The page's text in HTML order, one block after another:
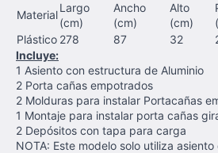
Material
Largo
(cm)
Ancho
(cm)
Alto
(cm)
Plástico 278 87 32
Incluye:
1 Asiento con estructura de Aluminio
2 Porta cañas empotrados
2 Molduras para instalar Portacañas
1 Montaje para instalar porta cañas
2 Depósitos con tapa para carga
NOTA: Este modelo solo utiliza